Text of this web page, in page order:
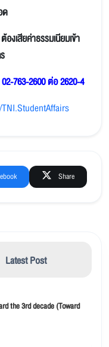
ด
งเสียค่าธรรมเนียมเข้า
763-2600 ต่อ 2620-4
Share
Latest Post
the 3rd decade (Toward